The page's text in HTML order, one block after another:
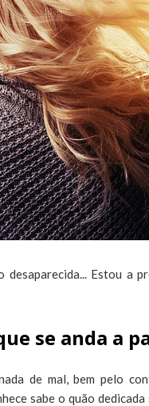
desaparecida... Estou a
se anda a
de mal, bem pelo
sabe o quão